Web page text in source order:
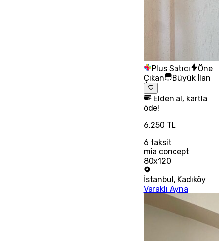
Plus Satıcı
Öne
Çıkan
Büyük İlan
Elden al, kartla
öde!
6.250 TL
6 taksit
mia concept
80x120
İstanbul , Kadıköy
Varaklı Ayna